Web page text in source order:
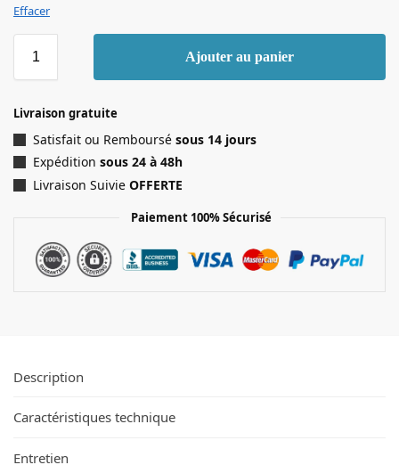
Effacer
Ajouter au panier
Livraison gratuite
Satisfait ou Remboursé sous 14 jours
Expédition sous 24 à 48h
Livraison Suivie OFFERTE
Paiement 100% Sécurisé
Description
Caractéristiques technique
Entretien